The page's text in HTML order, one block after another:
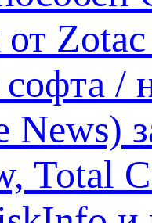
от
/
News)
Total